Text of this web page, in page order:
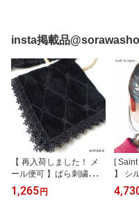
子 ミニトーク帽 ヘアア
クセサリー ブライダル
成人式 卒業式 前撮り 振
袖 袴 リボン 卒業式髪飾
り 成人式髪飾り チュー
ル
ヤー
シー
ミモ
ルー
ジュ
insta掲載品
【 再入荷しました！ メ
ール便可 】ばら刺繍入り
黒の タオル ハンカチ ブ
ラック フォーマル 黒 sr0
1,265円
[
】 シ
ーン
ビジ